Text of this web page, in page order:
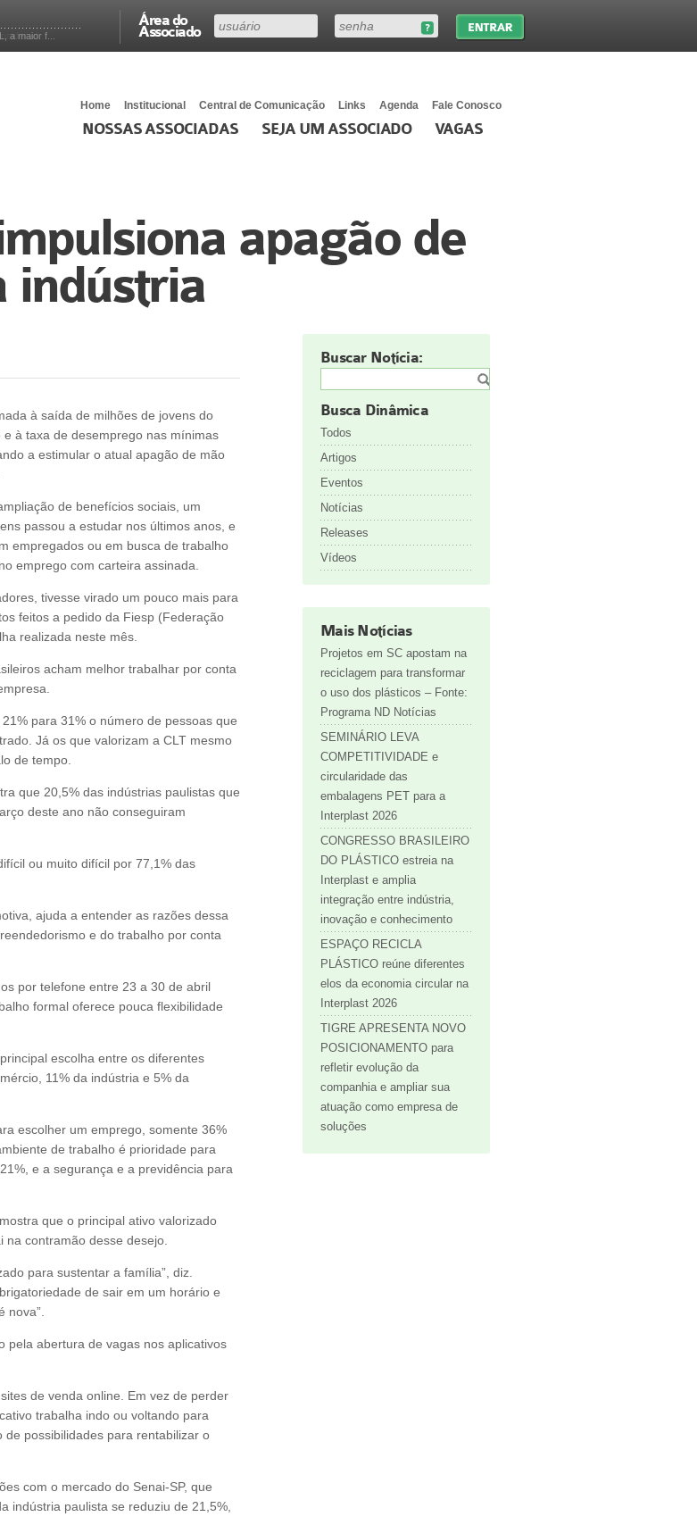
Área do
Associado
a maior f...
Home Institucional Central de Comunicação Links Agenda Fale Conosco
NOSSAS ASSOCIADAS SEJA UM ASSOCIADO VAGAS
apagão de
indústria
à saída de milhões de jovens do
e à taxa de desemprego nas mínimas
a estimular o atual apagão de mão
de benefícios sociais, um
passou a estudar nos últimos anos, e
empregados ou em busca de trabalho
emprego com carteira assinada.
tivesse virado um pouco mais para
feitos a pedido da Fiesp (Federação
realizada neste mês.
acham melhor trabalhar por conta
para 31% o número de pessoas que
Já os que valorizam a CLT mesmo
de tempo.
que 20,5% das indústrias paulistas que
deste ano não conseguiram
ou muito difícil por 77,1% das
ajuda a entender as razões dessa
e do trabalho por conta
por telefone entre 23 a 30 de abril
formal oferece pouca flexibilidade
escolha entre os diferentes
11% da indústria e 5% da
escolher um emprego, somente 36%
de trabalho é prioridade para
e a segurança e a previdência para
que o principal ativo valorizado
contramão desse desejo.
para sustentar a família”, diz.
de sair em um horário e
nova”.
pela abertura de vagas nos aplicativos
de venda online. Em vez de perder
trabalha indo ou voltando para
possibilidades para rentabilizar o
com o mercado do Senai-SP, que
indústria paulista se reduziu de 21,5%,
Buscar Notícia:
Busca Dinâmica
Todos
Artigos
Eventos
Notícias
Releases
Vídeos
Mais Notícias
Projetos em SC apostam na
reciclagem para transformar
o uso dos plásticos – Fonte:
Programa ND Notícias
SEMINÁRIO LEVA
COMPETITIVIDADE e
circularidade das
embalagens PET para a
Interplast 2026
CONGRESSO BRASILEIRO
DO PLÁSTICO estreia na
Interplast e amplia
integração entre indústria,
inovação e conhecimento
ESPAÇO RECICLA
PLÁSTICO reúne diferentes
elos da economia circular na
Interplast 2026
TIGRE APRESENTA NOVO
POSICIONAMENTO para
refletir evolução da
companhia e ampliar sua
atuação como empresa de
soluções